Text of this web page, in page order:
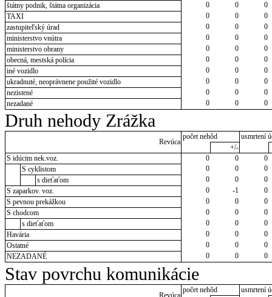
štátny podnik, štátna organizácia
0 0
0
TAXI
0 0
0
zastupiteľský úrad
0 0
0
ministerstvo vnútra
0 0
0
ministerstvo obrany
0 0
0
obecná, mestská polícia
0 0
0
iné vozidlo
0 0
0
ukradnuté, neoprávnene použité vozidlo
0 0
0
nezistené
0 0
0
nezadané
0 0 0
Druh nehody Zrážka
Revúca
počet nehôd
usmrtení
+/-
S idúcim nek.voz.
0 0
0
S cyklistom
0 0
0
s dieťaťom
0 0
0
S zaparkov. voz.
0 -1
0
S pevnou prekážkou
0 0
0
S chodcom
0 0
0
s dieťaťom
0 0
0
Havária
0 0
0
Ostatné
0 0
0
NEZADANÉ
0 0 0
Stav povrchu komunikácie
Revúca
počet nehôd
usmrtení